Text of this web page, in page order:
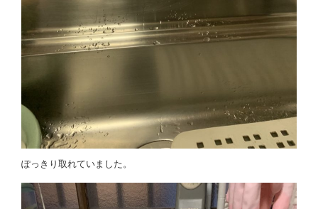
ぽっきり取れていました。